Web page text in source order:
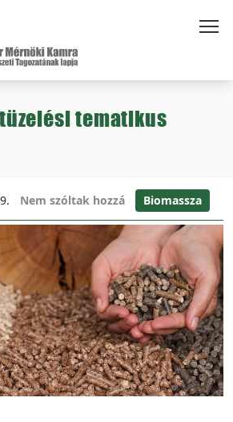
tematikus
Nem szóltak hozzá Biomassza